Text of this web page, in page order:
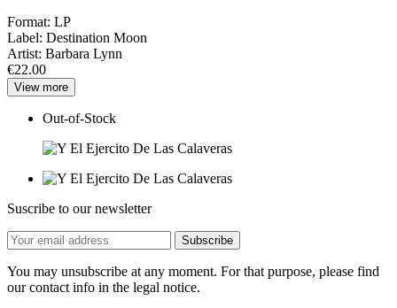
Format: LP
Label: Destination Moon
Artist: Barbara Lynn
€22.00
View more
Out-of-Stock
Suscribe to our newsletter
You may unsubscribe at any moment. For that purpose, please find
our contact info in the legal notice.